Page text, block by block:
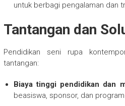
untuk berbagi pengalaman dan
Tantangan dan
Pendidikan seni rupa
tantangan:
Biaya tinggi pendidikan dan
beasiswa, sponsor, dan